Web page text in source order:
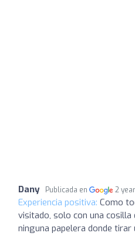
Dany Publicada en 2
Experiencia positiva: Como
visitado, solo con una cosilla
ninguna papelera donde tirar